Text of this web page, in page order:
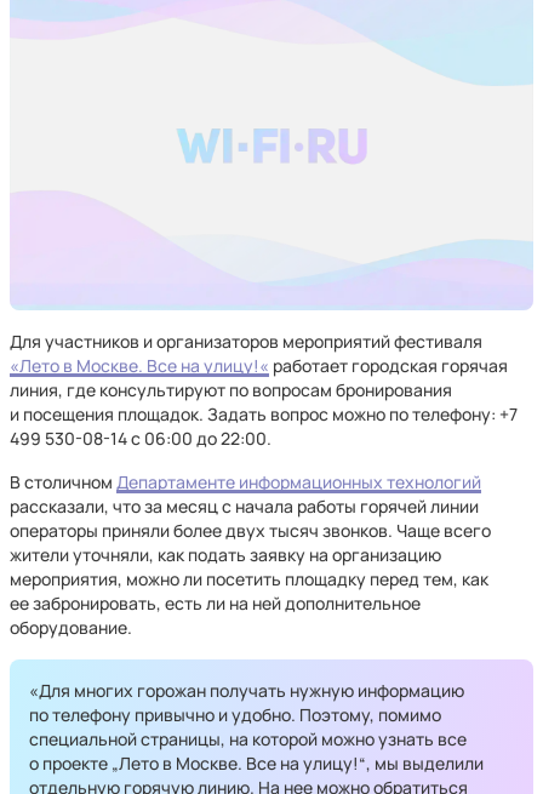
Для участников и организаторов мероприятий фестиваля
«Лето в Москве. Все на улицу!« работает городская горячая
линия, где консультируют по вопросам бронирования
и посещения площадок. Задать вопрос можно по телефону: +7
499 530-08-14 с 06:00 до 22:00.
В столичном Департаменте информационных технологий
рассказали, что за месяц с начала работы горячей линии
операторы приняли более двух тысяч звонков. Чаще всего
жители уточняли, как подать заявку на организацию
мероприятия, можно ли посетить площадку перед тем, как
ее забронировать, есть ли на ней дополнительное
оборудование.
«Для многих горожан получать нужную информацию
по телефону привычно и удобно. Поэтому, помимо
специальной страницы, на которой можно узнать все
о проекте „Лето в Москве. Все на улицу!“, мы выделили
отдельную горячую линию. На нее можно обратиться